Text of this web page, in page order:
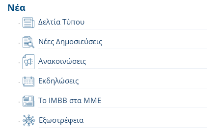
Νέα
Δελτία Τύπου
Νέες Δημοσιεύσεις
Ανακοινώσεις
Εκδηλώσεις
Το IMBB στα ΜΜΕ
Εξωστρέφεια